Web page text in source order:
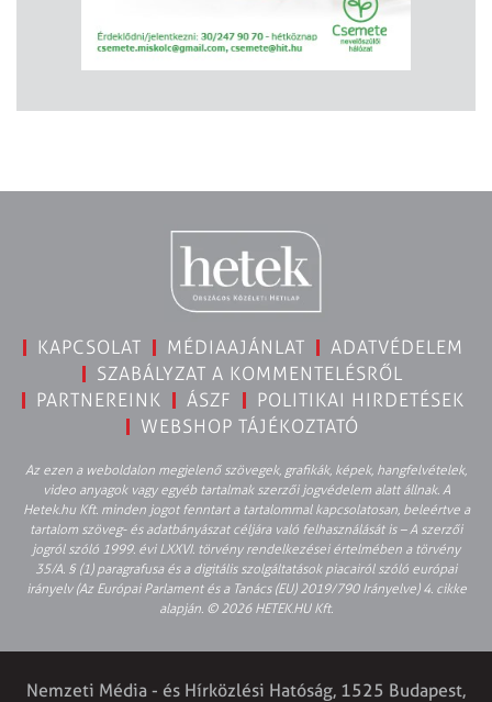
KAPCSOLAT MÉDIAAJÁNLAT
ADATVÉDELEM
SZABÁLYZAT A KOMMENTELÉSRŐL
PARTNEREINK
ÁSZF
POLITIKAI HIRDETÉSEK
WEBSHOP TÁJÉKOZTATÓ
Az ezen a weboldalon megjelenő szövegek, grafikák, képek, hangfelvételek,
video anyagok vagy egyéb tartalmak szerzői jogvédelem alatt állnak. A
Hetek.hu Kft. minden jogot fenntart a tartalommal kapcsolatosan, beleértve a
tartalom szöveg- és adatbányászat céljára való felhasználását is – A szerzői
jogról szóló 1999. évi LXXVI. törvény rendelkezései értelmében a törvény
35/A. § (1) paragrafusa és a digitális szolgáltatások piacairól szóló európai
irányelv (Az Európai Parlament és a Tanács (EU) 2019/790 Irányelve) 4. cikke
alapján. © 2026 HETEK.HU Kft.
Nemzeti Média - és Hírközlési Hatóság, 1525 Budapest,